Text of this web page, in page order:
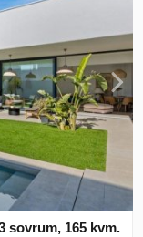
sovrum, 165 kvm.